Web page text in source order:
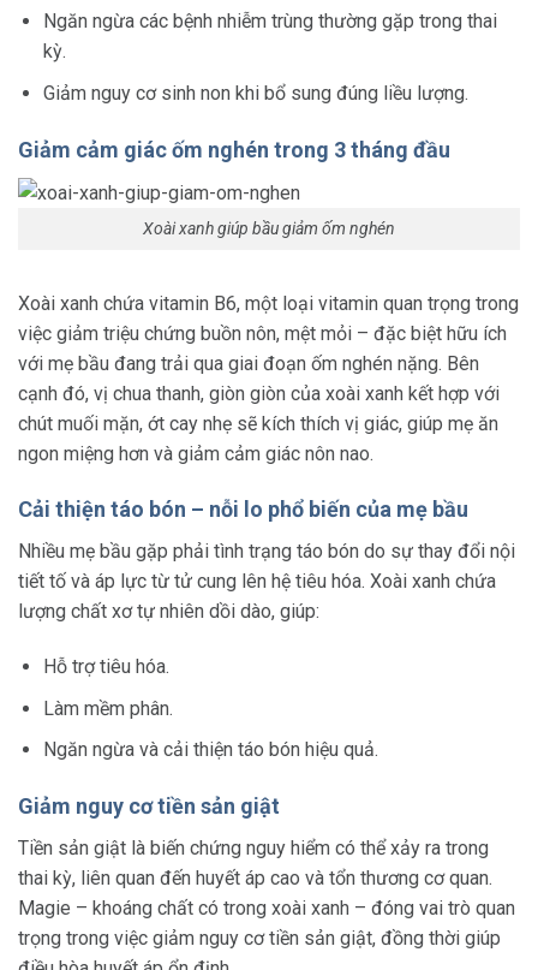
Ngăn ngừa các bệnh nhiễm trùng thường gặp trong thai
kỳ.
Giảm nguy cơ sinh non khi bổ sung đúng liều lượng.
Giảm cảm giác ốm nghén trong 3 tháng đầu
Xoài xanh giúp bầu giảm ốm nghén
Xoài xanh chứa vitamin B6, một loại vitamin quan trọng trong
việc giảm triệu chứng buồn nôn, mệt mỏi – đặc biệt hữu ích
với mẹ bầu đang trải qua giai đoạn ốm nghén nặng. Bên
cạnh đó, vị chua thanh, giòn giòn của xoài xanh kết hợp với
chút muối mặn, ớt cay nhẹ sẽ kích thích vị giác, giúp mẹ ăn
ngon miệng hơn và giảm cảm giác nôn nao.
Cải thiện táo bón – nỗi lo phổ biến của mẹ bầu
Nhiều mẹ bầu gặp phải tình trạng táo bón do sự thay đổi nội
tiết tố và áp lực từ tử cung lên hệ tiêu hóa. Xoài xanh chứa
lượng chất xơ tự nhiên dồi dào, giúp:
Hỗ trợ tiêu hóa.
Làm mềm phân.
Ngăn ngừa và cải thiện táo bón hiệu quả.
Giảm nguy cơ tiền sản giật
Tiền sản giật là biến chứng nguy hiểm có thể xảy ra trong
thai kỳ, liên quan đến huyết áp cao và tổn thương cơ quan.
Magie – khoáng chất có trong xoài xanh – đóng vai trò quan
trọng trong việc giảm nguy cơ tiền sản giật, đồng thời giúp